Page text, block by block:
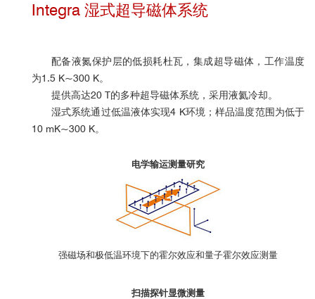
Integra 湿式超导磁体系统
配备液氮保护层的低损耗杜瓦，集成超导磁体，工作温度
为1.5 K~300 K。
提供高达20 T的多种超导磁体系统，采用液氦冷却。
湿式系统通过低温液体实现4 K环境；样品温度范围为低于
10 mK~300 K。
电学输运测量研究
强磁场和极低温环境下的霍尔效应和量子霍尔效应测量
扫描探针显微测量